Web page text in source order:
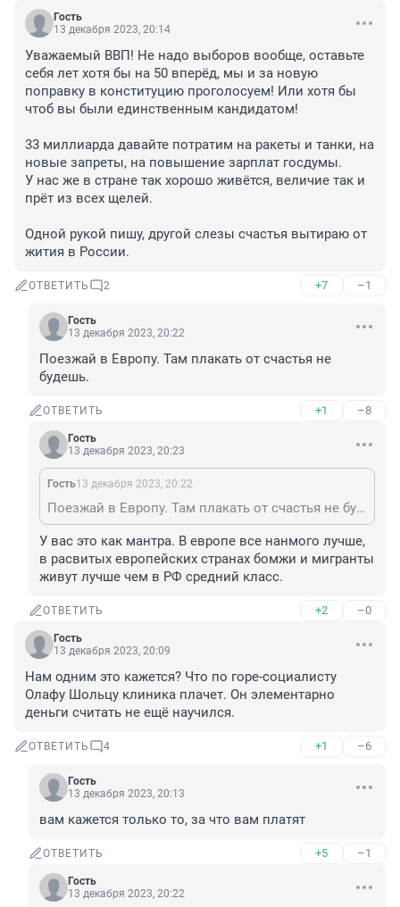
Гость
13 декабря 2023, 20:14
Уважаемый ВВП! Не надо выборов вообще, оставьте
себя лет хотя бы на 50 вперёд, мы и за новую
поправку в конституцию проголосуем! Или хотя бы
чтоб вы были единственным кандидатом!
33 миллиарда давайте потратим на ракеты и танки, на
новые запреты, на повышение зарплат госдумы.
У нас же в стране так хорошо живётся, величие так и
прёт из всех щелей.
Одной рукой пишу, другой слезы счастья вытираю от
жития в России.
ОТВЕТИТЬ 2 +7 –1
Гость
13 декабря 2023, 20:22
Поезжай в Европу. Там плакать от счастья не
будешь.
ОТВЕТИТЬ +1 –8
Гость
13 декабря 2023, 20:23
Гость13 декабря 2023, 20:22
Поезжай в Европу. Там плакать от счастья не будешь.
У вас это как мантра. В европе все нанмого лучше,
в расвитых европейских странах бомжи и мигранты
живут лучше чем в РФ средний класс.
ОТВЕТИТЬ +2 –0
Гость
13 декабря 2023, 20:09
Нам одним это кажется? Что по горе-социалисту
Олафу Шольцу клиника плачет. Он элементарно
деньги считать не ещё научился.
ОТВЕТИТЬ 4 +1 –6
Гость
13 декабря 2023, 20:13
вам кажется только то, за что вам платят
ОТВЕТИТЬ +5 –1
Гость
13 декабря 2023, 20:22